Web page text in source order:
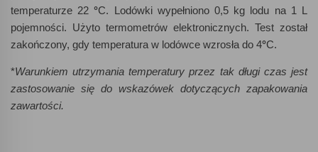
temperaturze 22°C. Lodówki wypełniono 0,5 kg lodu na 1 L
pojemności. Użyto termometrów elektronicznych. Test został
zakończony, gdy temperatura w lodówce wzrosła do 4°C.
*Warunkiem utrzymania temperatury przez tak długi czas jest
zastosowanie się do wskazówek dotyczących zapakowania
zawartości.